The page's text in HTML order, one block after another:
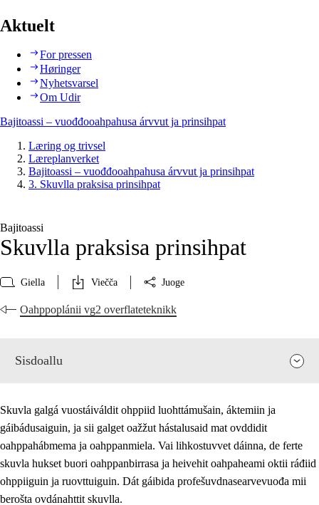
Aktuelt
For pressen
Høringer
Nyhetsvarsel
Om Udir
Bajitoassi – vuođđooahpahusa árvvut ja prinsihpat
Læring og trivsel
Læreplanverket
Bajitoassi – vuođđooahpahusa árvvut ja prinsihpat
3. Skuvlla praksisa prinsihpat
Bajitoassi
Skuvlla praksisa prinsihpat
Giella Viečča Juoge
Oahppoplánii vg2 overflateteknikk
Sisdoallu
Skuvla galgá vuostáiváldit ohppiid luohttámušain, áktemiin ja
gáibádusaiguin, ja sii galget oažžut hástalusaid mat ovddidit
oahppahábmema ja oahppanmiela. Vai lihkostuvvet dáinna, de ferte
skuvla hukset buori oahppanbirrasa ja heivehit oahpaheami oktii ráđiid
ohppiiguin ja ruovttuiguin. Dát gáibida profešuvdnasearvevuođa mii
berošta ovdánahttit skuvlla.